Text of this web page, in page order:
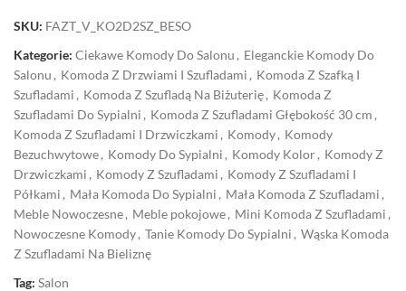
SKU: FAZT_V_KO2D2SZ_BESO
Kategorie: Ciekawe Komody Do Salonu , Eleganckie Komody Do
Salonu , Komoda Z Drzwiami I Szufladami , Komoda Z Szafką I
Szufladami , Komoda Z Szufladą Na Biżuterię, Komoda Z
Szufladami Do Sypialni , Komoda Z Szufladami Głębokość 30 cm ,
Komoda Z Szufladami I Drzwiczkami , Komody, Komody
Bezuchwytowe, Komody Do Sypialni , Komody Kolor, Komody Z
Drzwiczkami , Komody Z Szufladami , Komody Z Szufladami I
Półkami , Mała Komoda Do Sypialni , Mała Komoda Z Szufladami ,
Meble Nowoczesne, Meble pokojowe, Mini Komoda Z Szufladami ,
Nowoczesne Komody, Tanie Komody Do Sypialni , Wąska Komoda
Z Szufladami Na Bieliznę
Tag: Salon